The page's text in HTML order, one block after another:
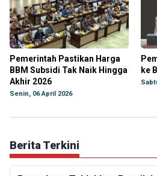
Pemerintah Pastikan Harga
BBM Subsidi Tak Naik Hingga
Akhir 2026
Senin, 06 April 2026
ke
Berita Terkini